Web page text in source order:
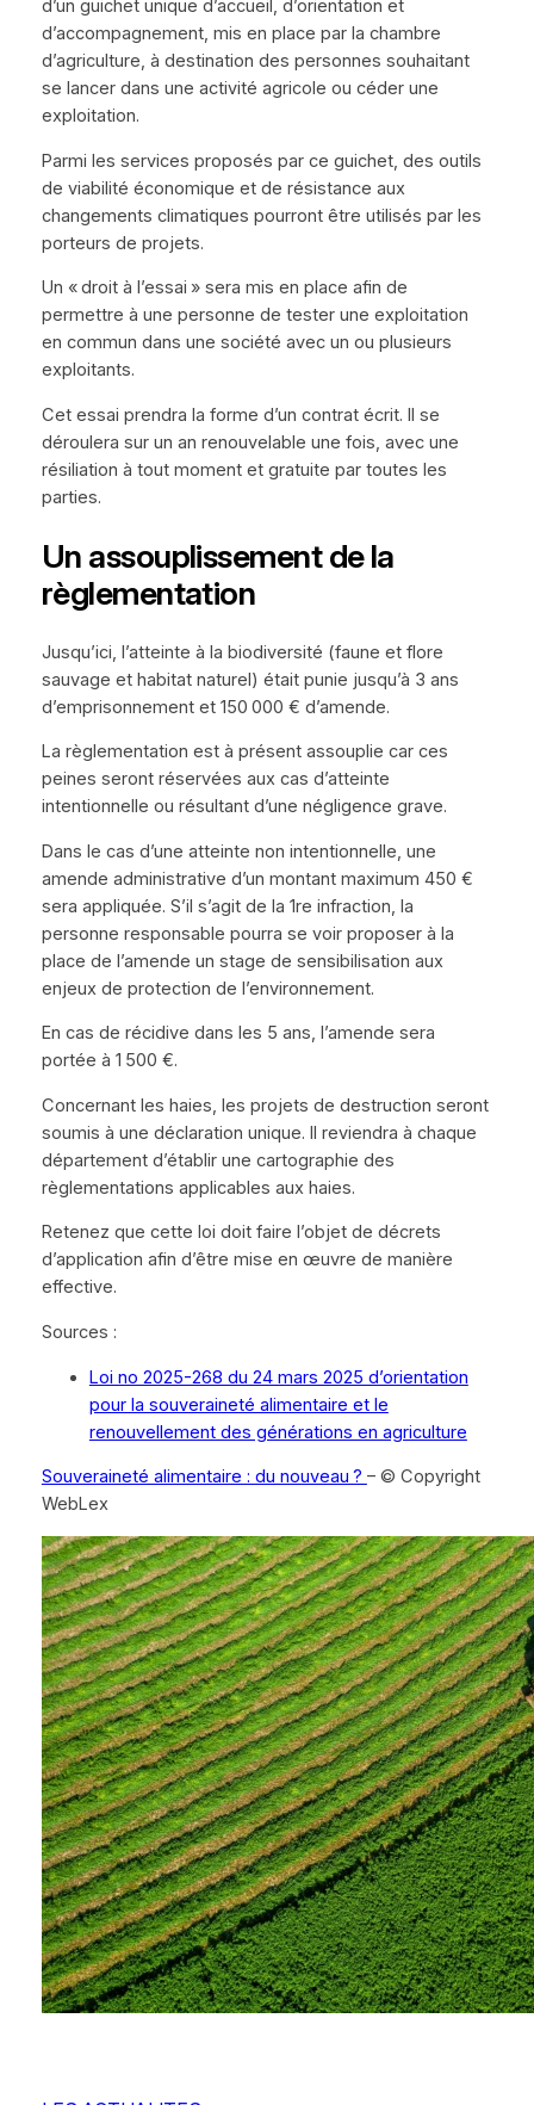
d’un guichet unique d’accueil, d’orientation et
d’accompagnement, mis en place par la chambre
d’agriculture, à destination des personnes souhaitant
se lancer dans une activité agricole ou céder une
exploitation.
Parmi les services proposés par ce guichet, des outils
de viabilité économique et de résistance aux
changements climatiques pourront être utilisés par les
porteurs de projets.
Un « droit à l’essai » sera mis en place afin de
permettre à une personne de tester une exploitation
en commun dans une société avec un ou plusieurs
exploitants.
Cet essai prendra la forme d’un contrat écrit. Il se
déroulera sur un an renouvelable une fois, avec une
résiliation à tout moment et gratuite par toutes les
parties.
Un assouplissement de la
règlementation
Jusqu’ici, l’atteinte à la biodiversité (faune et flore
sauvage et habitat naturel) était punie jusqu’à 3 ans
d’emprisonnement et 150 000 € d’amende.
La règlementation est à présent assouplie car ces
peines seront réservées aux cas d’atteinte
intentionnelle ou résultant d’une négligence grave.
Dans le cas d’une atteinte non intentionnelle, une
amende administrative d’un montant maximum 450 €
sera appliquée. S’il s’agit de la 1re infraction, la
personne responsable pourra se voir proposer à la
place de l’amende un stage de sensibilisation aux
enjeux de protection de l’environnement.
En cas de récidive dans les 5 ans, l’amende sera
portée à 1 500 €.
Concernant les haies, les projets de destruction seront
soumis à une déclaration unique. Il reviendra à chaque
département d’établir une cartographie des
règlementations applicables aux haies.
Retenez que cette loi doit faire l’objet de décrets
d’application afin d’être mise en œuvre de manière
effective.
Sources :
Loi no 2025-268 du 24 mars 2025 d’orientation
pour la souveraineté alimentaire et le
renouvellement des générations en agriculture
Souveraineté alimentaire : du nouveau ? – © Copyright
WebLex